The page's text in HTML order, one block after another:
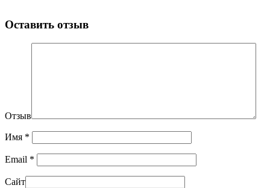
Оставить отзыв
Отзыв
Имя *
Email *
Сайт